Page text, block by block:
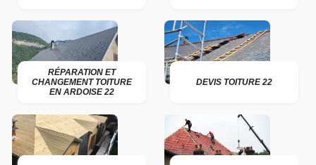
RÉPARATION ET
CHANGEMENT TOITURE
EN ARDOISE 22
DEVIS TOITURE 22